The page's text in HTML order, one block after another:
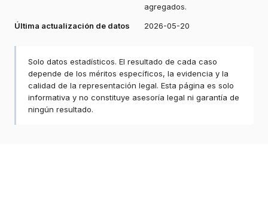
agregados.
Última actualización de datos
2026-05-20
Solo datos estadísticos. El resultado de cada caso
depende de los méritos específicos, la evidencia y la
calidad de la representación legal. Esta página es solo
informativa y no constituye asesoría legal ni garantía de
ningún resultado.